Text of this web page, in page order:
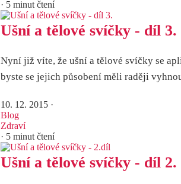
· 5 minut čtení
Ušní a tělové svíčky - díl
Nyní již víte, že ušní a tělové svíčky se
byste se jejich působení měli raději
10. 12. 2015 ·
Blog
Zdraví
· 5 minut čtení
Ušní a tělové svíčky - díl